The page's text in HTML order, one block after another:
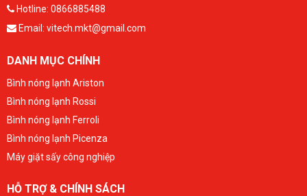
Hotline: 0866885488
Email: vitech.mkt@gmail.com
DANH MỤC CHÍNH
Bình nóng lạnh Ariston
Bình nóng lạnh Rossi
Bình nóng lạnh Ferroli
Bình nóng lạnh Picenza
Máy giặt sấy công nghiệp
HỖ TRỢ & CHÍNH SÁCH